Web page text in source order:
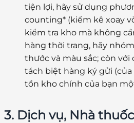
tiện lợi, hãy sử dụng
counting* (kiểm kê xoay
kiểm tra kho mà không
hàng thời trang, hãy
thước và màu sắc; còn với
tách biệt hàng ký gửi
tồn kho chính của bạn
3. Dịch vụ, Nhà